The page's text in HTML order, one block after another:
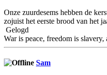
Onze zuurdesems hebben de
zojuist het eerste brood van het
Gelogd
War is peace, freedom is
Sam